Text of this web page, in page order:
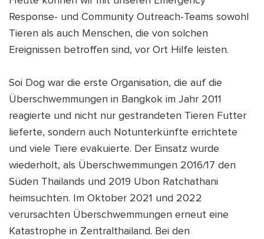
DEU
Response- und Community Outreach-Teams sowohl
Tieren als auch Menschen, die von solchen
Ereignissen betroffen sind, vor Ort Hilfe leisten.
Soi Dog war die erste Organisation, die auf die
Überschwemmungen in Bangkok im Jahr 2011
reagierte und nicht nur gestrandeten Tieren Futter
lieferte, sondern auch Notunterkünfte errichtete
und viele Tiere evakuierte. Der Einsatz wurde
wiederholt, als Überschwemmungen 2016/17 den
Süden Thailands und 2019 Ubon Ratchathani
heimsuchten. Im Oktober 2021 und 2022
verursachten Überschwemmungen erneut eine
Katastrophe in Zentralthailand. Bei den